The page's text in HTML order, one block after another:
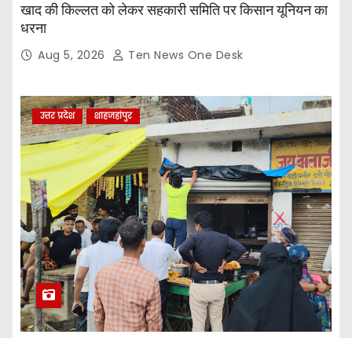
खाद की किल्लत को लेकर सहकारी समिति पर किसान यूनियन का
धरना
Aug 5, 2026 Ten News One Desk
उत्तर प्रदेश शाहजहांपुर